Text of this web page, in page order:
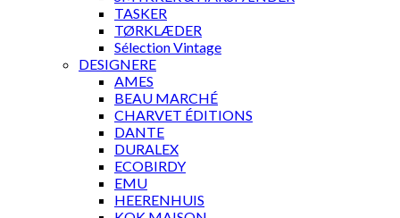
TASKER
TØRKLÆDER
Sélection Vintage
DESIGNERE
AMES
BEAU MARCHÉ
CHARVET ÉDITIONS
DANTE
DURALEX
ECOBIRDY
EMU
HEERENHUIS